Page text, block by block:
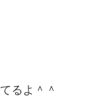
るよ＾＾